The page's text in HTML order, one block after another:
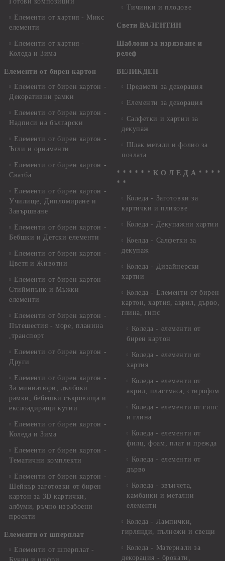
Елементи от хартия - Микс
елементи
Елементи от хартия -
Коледа и Зима
Елементи от бирен картон
Елементи от бирен картон -
Декоративни рамки
Елементи от бирен картон -
Надписи на български
Елементи от бирен картон -
Ъгли и орнаменти
Елементи от бирен картон -
Сватба
Елементи от бирен картон -
Училище, Дипломиране и
Завършване
Елементи от бирен картон -
Бебшки и Детски елементи
Елементи от бирен картон -
Цветя и Животни
Елементи от бирен картон -
Стиймпънк и Мъжки
елементи
Елементи от бирен картон -
Пътешестия - море, планина
,транспорт
Елементи от бирен картон -
Други
Елементи от бирен картон -
За миниатюри, дълбоки
рамки, бебешки съкровища и
екслоадиращи кутии
Елементи от бирен картон -
Коледа и Зима
Елементи от бирен картон -
Тематични комплекти
Елементи от бирен картон -
Шейкър заготовки от бирен
картон за 3D картички,
албуми, ръчно израбоени
проекти
Елементи от шперплат
Елементи от шперплат -
Тичинки и плодове
Свети ВАЛЕНТИН
Шаблони за изрязване и
релеф
ВЕЛИКДЕН
Предмети за декорация
Елементи за декорация
Салфетки и хартии за
декупаж
Шлак метали и фолио за
позлата
* * * * * * К О Л Е Д А * * * *
* *
Коледа - Заготовки за
картички и пликове
Коледа - Декупажни хартии
Коелда - Салфетки за
декупаж
Коледа - Дизайнерски
хартии
Коледа - Eлементи от бирен
картон, хартия, акрил, дърво,
глина, гипс
Коледа - елементи от
бирен картон
Коледа - елементи от
хартия
Коледа - елементи от
акрил, пластмаса, стирофом
Коледа - елементи от гипс
и глина
Коледа - елементи от
филц, фоам, плат и прежда
Коледа - елементи от
дърво
Коледа - звънчета,
камбанки и метални
елементи
Коледа - Лампички,
гирлянди, пълнежи и свещи
Коледа - Материали за
декорация - брокати,